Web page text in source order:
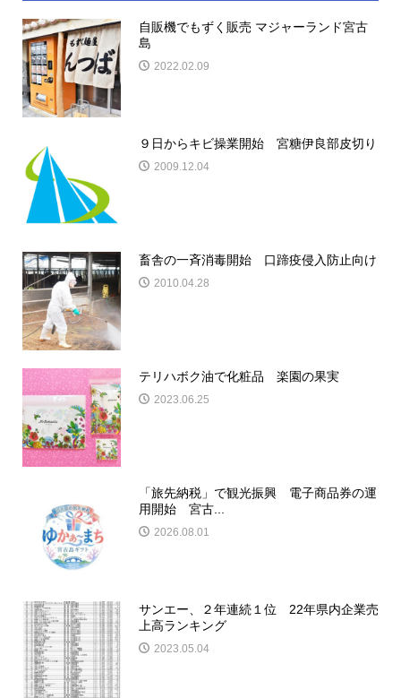
自販機でもずく販売 マジャーランド宮古
島
2022.02.09
９日からキビ操業開始 宮糖伊良部皮切り
2009.12.04
畜舎の一斉消毒開始 口蹄疫侵入防止向け
2010.04.28
テリハボク油で化粧品 楽園の果実
2023.06.25
「旅先納税」で観光振興 電子商品券の運
用開始 宮古...
2026.08.01
サンエー、２年連続１位 22年県内企業売
上高ランキング
2023.05.04